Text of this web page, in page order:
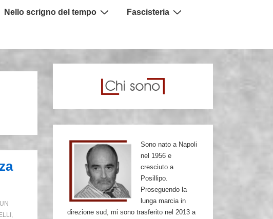
Nello scrigno del tempo Fascisteria
,
Sono nato a Napoli
nel 1956 e
cresciuto a
Posillipo.
Proseguendo la
lunga marcia in
direzione sud, mi sono trasferito nel 2013 a